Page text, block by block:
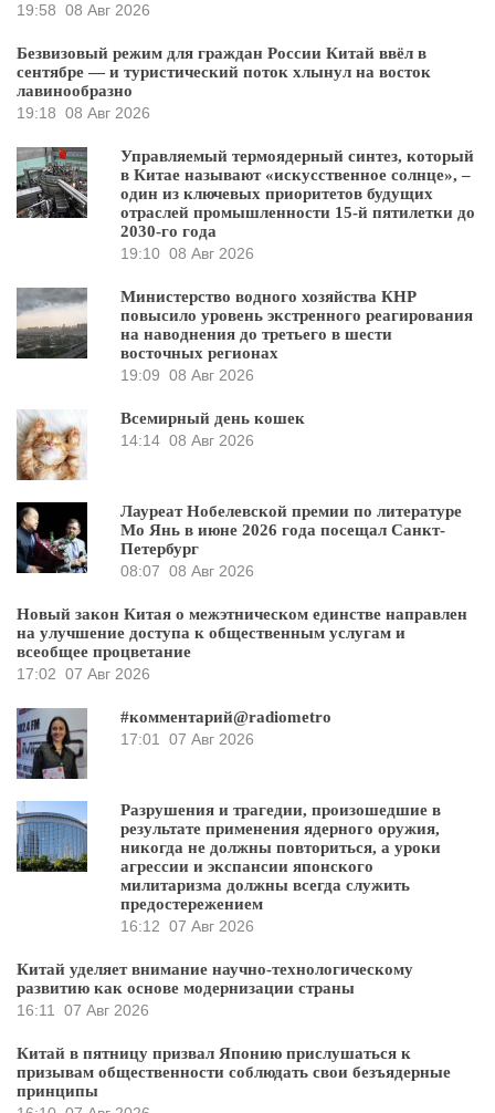
19:58 08 Авг 2026
Безвизовый режим для граждан России Китай ввёл в
сентябре — и туристический поток хлынул на восток
лавинообразно
19:18 08 Авг 2026
Управляемый термоядерный синтез, который
в Китае называют «искусственное солнце», –
один из ключевых приоритетов будущих
отраслей промышленности 15-й пятилетки до
2030-го года
19:10 08 Авг 2026
Министерство водного хозяйства КНР
повысило уровень экстренного реагирования
на наводнения до третьего в шести
восточных регионах
19:09 08 Авг 2026
Всемирный день кошек
14:14 08 Авг 2026
Лауреат Нобелевской премии по литературе
Мо Янь в июне 2026 года посещал Санкт-
Петербург
08:07 08 Авг 2026
Новый закон Китая о межэтническом единстве направлен
на улучшение доступа к общественным услугам и
всеобщее процветание
17:02 07 Авг 2026
#комментарий@radiometro
17:01 07 Авг 2026
Разрушения и трагедии, произошедшие в
результате применения ядерного оружия,
никогда не должны повториться, а уроки
агрессии и экспансии японского
милитаризма должны всегда служить
предостережением
16:12 07 Авг 2026
Китай уделяет внимание научно-технологическому
развитию как основе модернизации страны
16:11 07 Авг 2026
Китай в пятницу призвал Японию прислушаться к
призывам общественности соблюдать свои безъядерные
принципы